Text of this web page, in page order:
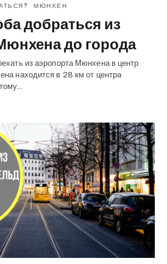
МЮНХЕН
добраться из
до города
из аэропорта Мюнхена в центр
находится в 28 км от центра